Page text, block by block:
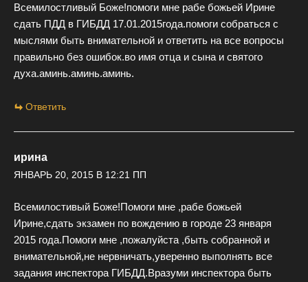
Всемилостливый Боже!помоги мне рабе божьей Ирине
сдать ПДД в ГИБДД 17.01.2015года.помоги собраться с
мыслями быть внимательной и ответить на все вопросы
правильно без ошибок.во имя отца и сына и святого
духа.аминь.аминь.аминь.
Ответить
ирина
ЯНВАРЬ 20, 2015 В 12:21 ПП
Всемилостивый Боже!Помоги мне ,рабе божьей
Ирине,сдать экзамен по вождению в городе 23 января
2015 года.Помоги мне ,пожалуйста ,быть собранной и
внимательной,не нервничать,уверенно выполнять все
задания инспектора ГИБДД.Вразуми инспектора быть